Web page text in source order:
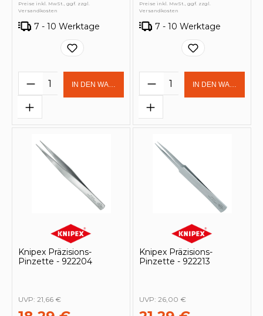
Preise inkl. MwSt., ggf. zzgl.
Versandkosten
7 - 10 Werktage
Produkt Anzahl: Gib den
IN DEN WARENKORB
Preise inkl. MwSt., ggf. zzgl.
Versandkosten
7 - 10 Werktage
Produkt Anzahl:
IN DEN
Knipex Präzisions-
Pinzette - 922204
UVP: 21,66 €
Knipex Präzisions-
Pinzette - 922213
UVP: 26,00 €